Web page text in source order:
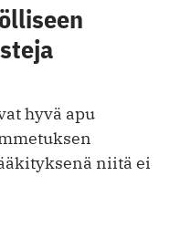
hyvä apu
niitä ei